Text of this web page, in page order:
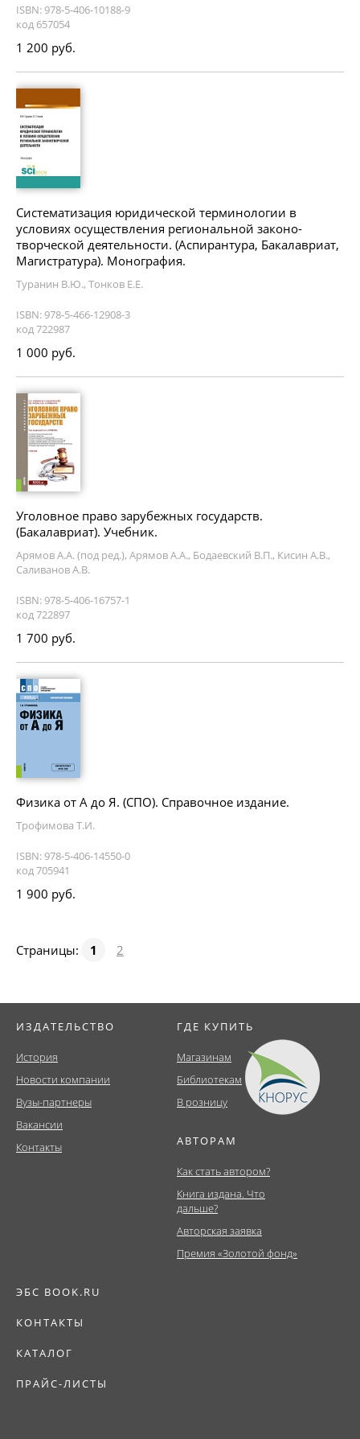
ISBN: 978-5-406-10188-9
код 657054
1 200 руб.
Систематизация юридической терминологии в
условиях осуществления региональной законо-
творческой деятельности. (Аспирантура, Бакалавриат,
Магистратура). Монография.
Туранин В.Ю., Тонков Е.Е.
ISBN: 978-5-466-12908-3
код 722987
1 000 руб.
Уголовное право зарубежных государств.
(Бакалавриат). Учебник.
Арямов А.А. (под ред.), Арямов А.А., Бодаевский В.П., Кисин А.В.,
Саливанов А.В.
ISBN: 978-5-406-16757-1
код 722897
1 700 руб.
Физика от А до Я. (СПО). Справочное издание.
Трофимова Т.И.
ISBN: 978-5-406-14550-0
код 705941
1 900 руб.
Страницы: 1 2
ИЗДАТЕЛЬСТВО
История
Новости компании
Вузы-партнеры
Вакансии
Контакты
ГДЕ КУПИТЬ
Магазинам
Библиотекам
В розницу
АВТОРАМ
Как стать автором?
Книга издана. Что
дальше?
Авторская заявка
Премия «Золотой фонд»
ЭБС BOOK.RU
КОНТАКТЫ
КАТАЛОГ
ПРАЙС-ЛИСТЫ